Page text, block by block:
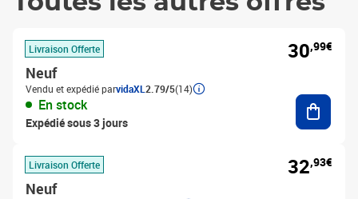
Livraison Offerte
Neuf
Vendu et expédié parvidaXL 2.79/5(14)
En stock
Expédié sous 3 jours
30,99€
Livraison Offerte
Neuf
32,93€